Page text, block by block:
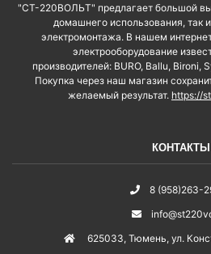
"СТ-220ВОЛЬТ" предлагает большой
домашнего использования, так
электромонтажа. В нашем
электрооборудование
производителей: BURO, Ballu, Bironi,
Покупка через наш магазин
желаемый результат. https://
КОНТАКТЫ
8 (958)263-
625033, Тюмень, ул.